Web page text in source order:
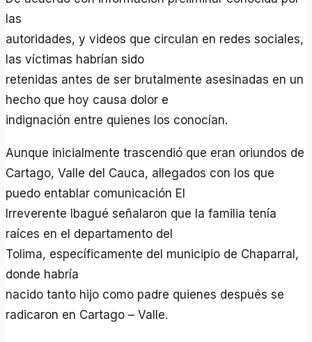
las
autoridades, y videos que circulan en redes sociales,
las víctimas habrían sido
retenidas antes de ser brutalmente asesinadas en un
hecho que hoy causa dolor e
indignación entre quienes los conocían.
Aunque inicialmente trascendió que eran oriundos de
Cartago, Valle del Cauca, allegados con los que
puedo entablar comunicación El
Irreverente Ibagué señalaron que la familia tenía
raíces en el departamento del
Tolima, específicamente del municipio de Chaparral,
donde habría
nacido tanto hijo como padre quienes después se
radicaron en Cartago – Valle.